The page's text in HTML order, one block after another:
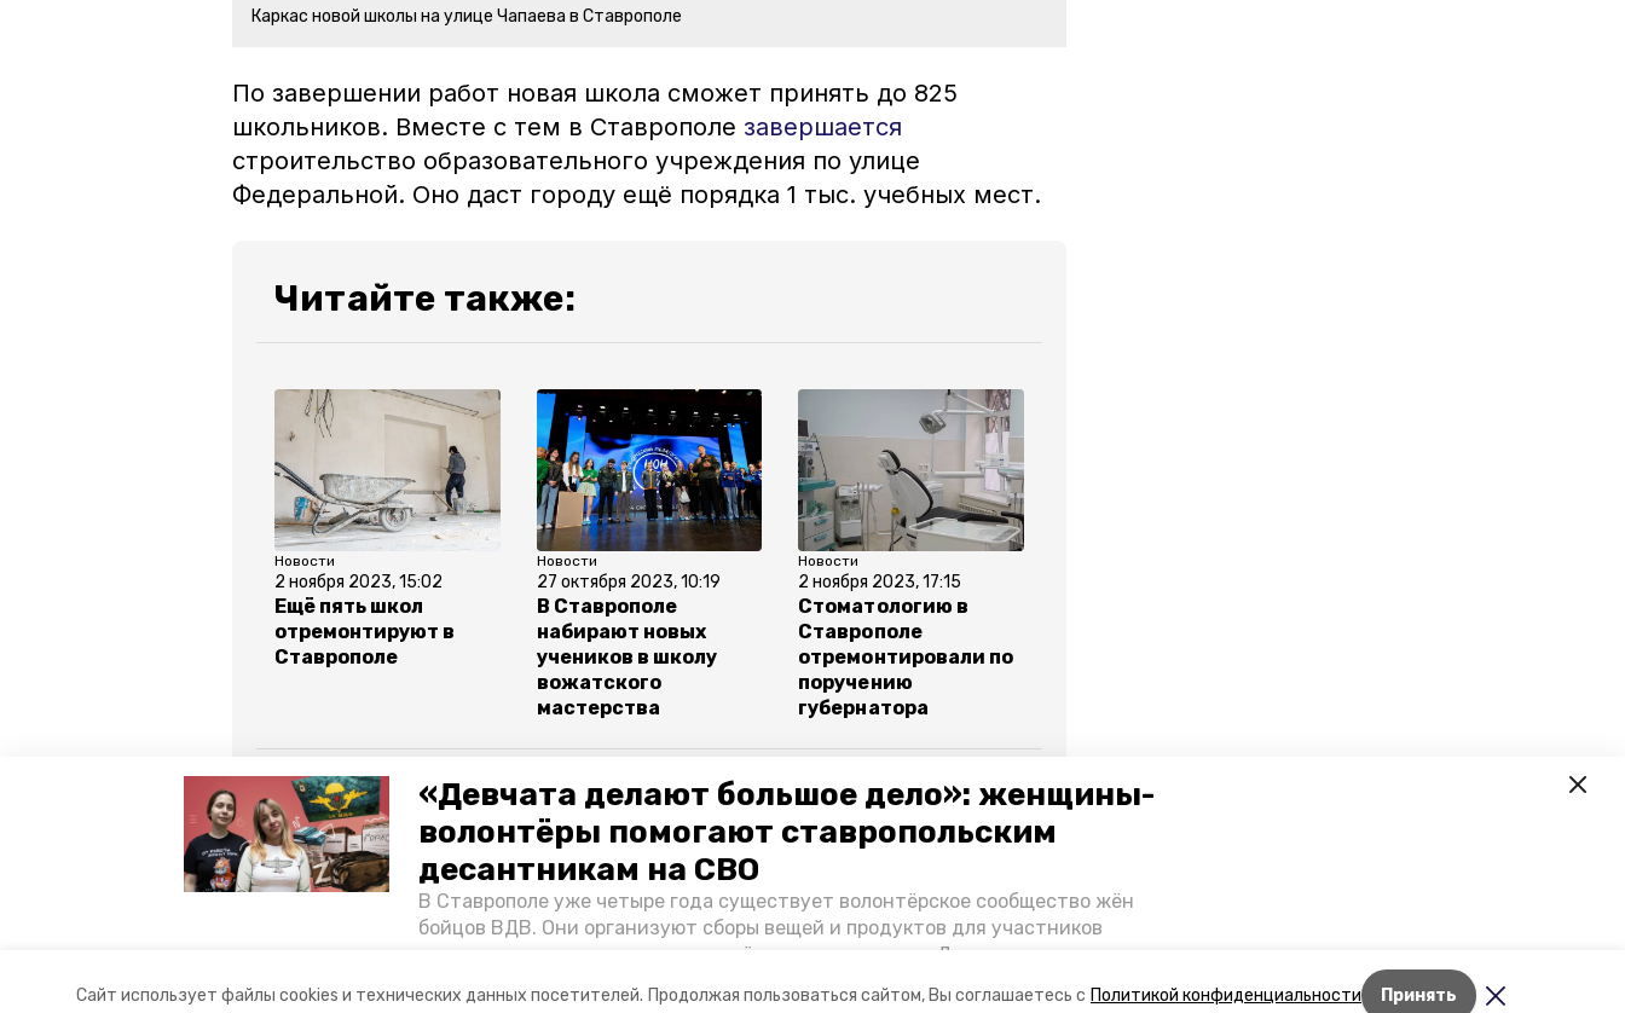
Сайт использует файлы cookies и технических данных посетителей. Продолжая пользоваться сайтом, Вы соглашаетесь с Политикой конфиденциальности Принять
«Девчата делают большое дело»: женщины-
волонтёры помогают ставропольским
десантникам на СВО
В Ставрополе уже четыре года существует волонтёрское сообщество жён
бойцов ВДВ. Они организуют сборы вещей и продуктов для участников
спецоперации и лично отвозят всё это на передовую. Девушки рассказали
акцию к 9 Мая.
Лента новостей
Каркас новой школы на улице Чапаева в Ставрополе
По завершении работ новая школа сможет принять до 825
школьников. Вместе с тем в Ставрополе завершается
строительство образовательного учреждения по улице
Федеральной. Оно даст городу ещё порядка 1 тыс. учебных мест.
Читайте также:
Новости
2 ноября 2023, 15:02
Ещё пять школ
отремонтируют в
Ставрополе
Новости
27 октября 2023, 10:19
В Ставрополе
набирают новых
учеников в школу
вожатского
мастерства
Новости
2 ноября 2023, 17:15
Стоматологию в
Ставрополе
отремонтировали по
поручению
губернатора
Все новости
ставропольский край ставрополь школа строительство
образование минобр ск